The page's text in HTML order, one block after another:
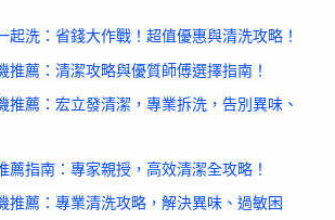
起洗：省錢大作戰！超值優惠與清洗攻略！
推薦：清潔攻略與優質師傅選擇指南！
推薦：宏立發清潔，專業拆洗，告別異味、
薦指南：專家親授，高效清潔全攻略！
推薦：專業清洗攻略，解決異味、過敏困